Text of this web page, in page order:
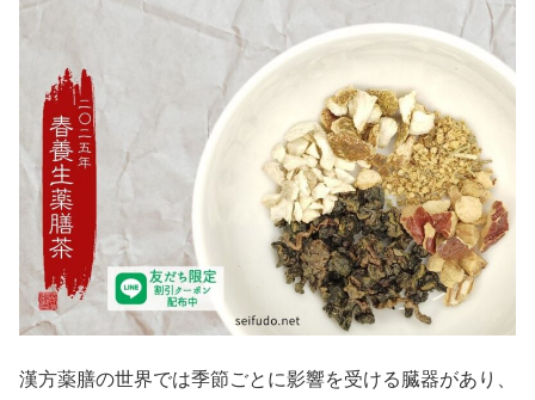
漢方薬膳の世界では季節ごとに影響を受ける臓器があり、